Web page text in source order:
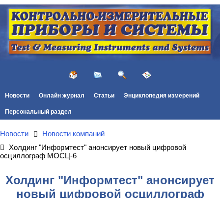
Новости Онлайн журнал Статьи Энциклопедия измерений
Персональный раздел
Новости
Новости компаний
Холдинг "Информтест" анонсирует новый цифровой
осциллограф МОСЦ-6
Холдинг "Информтест" анонсирует
новый цифровой осциллограф